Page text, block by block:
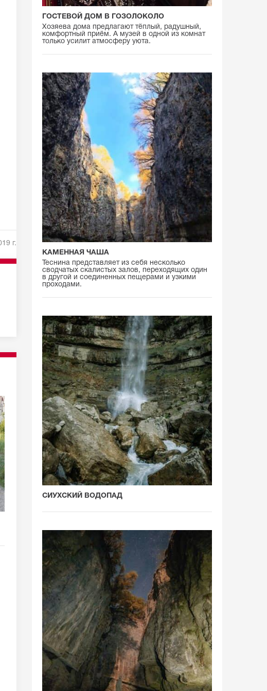
г.
ГОСТЕВОЙ ДОМ В ГОЗОЛОКОЛО
Хозяева дома предлагают тёплый, радушный,
комфортный приём. А музей в одной из комнат
только усилит атмосферу уюта.
КАМЕННАЯ ЧАША
Теснина представляет из себя несколько
сводчатых скалистых залов, переходящих один
в другой и соединенных пещерами и узкими
проходами.
СИУХСКИЙ ВОДОПАД